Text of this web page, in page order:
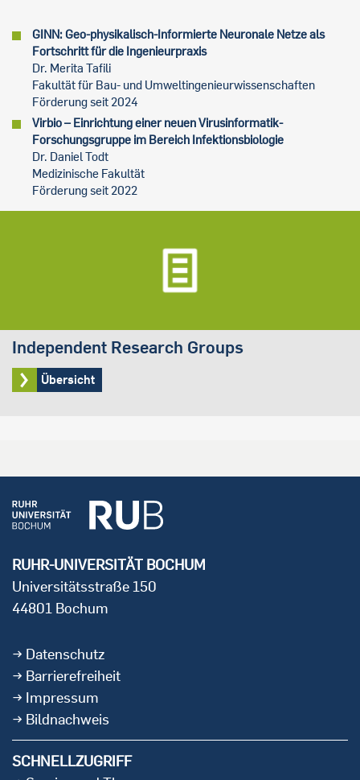
GINN: Geo-physikalisch-Informierte Neuronale Netze als
Fortschritt für die Ingenieurpraxis
Dr. Merita Tafili
Fakultät für Bau- und Umweltingenieurwissenschaften
Förderung seit 2024
Virbio – Einrichtung einer neuen Virusinformatik-
Forschungsgruppe im Bereich Infektionsbiologie
Dr. Daniel Todt
Medizinische Fakultät
Förderung seit 2022
Independent Research Groups
Übersicht
RUHR-UNIVERSITÄT BOCHUM
Universitätsstraße 150
44801 Bochum
Datenschutz
Barrierefreiheit
Impressum
Bildnachweis
SCHNELLZUGRIFF